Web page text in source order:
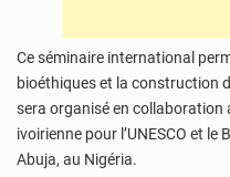
Ce séminaire international
bioéthiques et la construction
sera organisé en collaboration
ivoirienne pour l’UNESCO et le
Abuja, au Nigéria.